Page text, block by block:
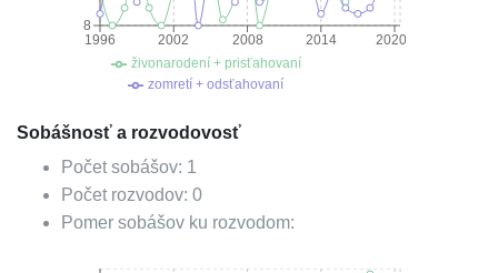
1996 2002 2008 2014 2020
8
živonarodení + prisťahovaní
zomretí + odsťahovaní
Sobášnosť a rozvodovosť
Počet sobášov: 1
Počet rozvodov: 0
Pomer sobášov ku rozvodom: